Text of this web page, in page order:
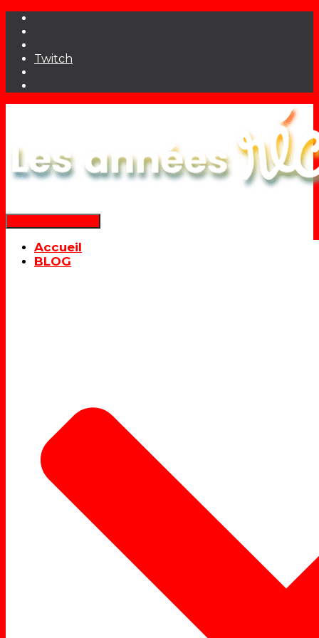
Twitch
Accueil
BLOG